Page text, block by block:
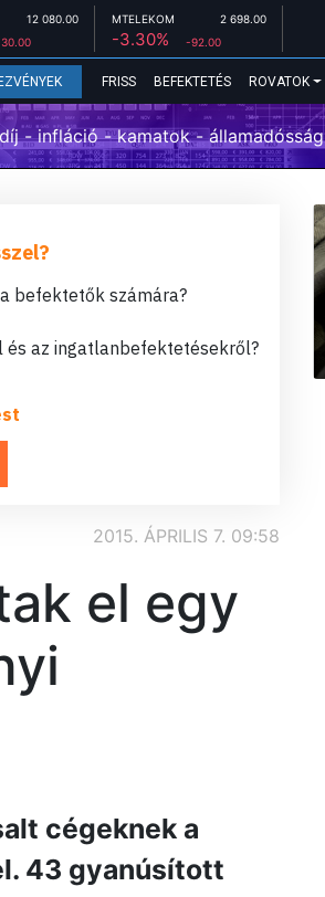
12 080.00 MTELEKOM 2 698.00
-3.30% -92.00
FRISS BEFEKTETÉS ROVATOK
- infláció - kamatok - államadósság
befektetők számára?
és az ingatlanbefektetésekről?
2015. ÁPRILIS 7. 09:58
el egy
cégeknek a
43 gyanúsított